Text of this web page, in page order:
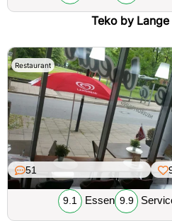
Teko by
Restaurant
51
9.1 Essen 9.9